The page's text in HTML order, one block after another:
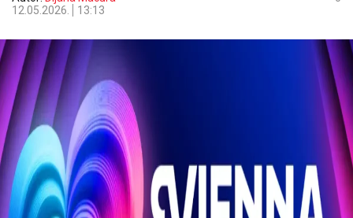
12.05.2026.
13:13